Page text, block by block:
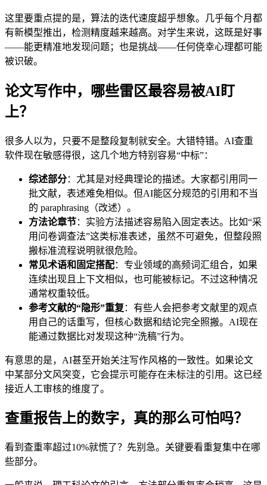
这里要重点提的是，算法的迭代速度超乎想象。几乎每个月都
有新模型推出，检测精度越来越高。对学生来说，这既是好事
——能更精准地发现问题；也是挑战——任何侥幸心理都可能
被识破。
论文写作中，哪些雷区最容易被AI盯
上？
很多人以为，只要不是整段复制就安全。大错特错。AI查重
软件现在敏感得很，这几个地方特别容易“中标”：
综述部分：尤其是对经典理论的描述。大家都引用同一
批文献，表述难免相似。但AI能区分规范的引用和不当
的 paraphrasing（改述）。
方法论章节：实验方法描述容易陷入固定表达。比如“采
用问卷调查法”这类标准表述，虽然不可避免，但整段照
搬标准流程说明就很危险。
常见术语和固定搭配：专业领域的高频词汇组合，如果
连续出现且上下文相似，也可能被标记。不过这种情况
通常权重较低。
参考文献的“隐形”重复 ：有些人会把参考文献里的观点
用自己的话重写，但核心数据和结论完全照搬。AI现在
能通过数据比对发现这种“洗稿”行为。
有意思的是，AI甚至开始关注写作风格的一致性。如果论文
中某部分文风突变，它会提示可能存在未标注的引用。这已经
接近人工审核的维度了。
查重报告上的数字，真的那么可怕吗？
看到查重率超过10%就慌了？先别急。关键要看重复集中在哪
些部分。